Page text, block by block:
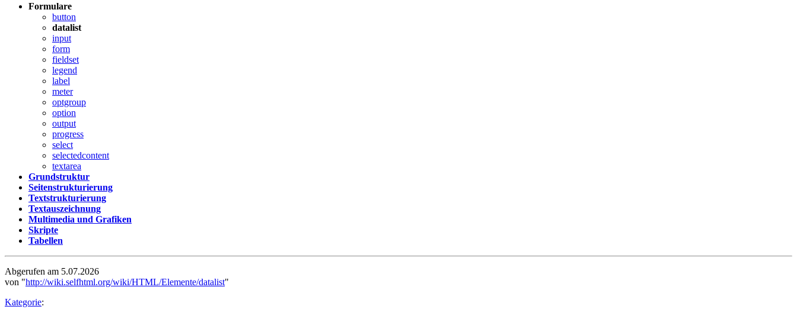
Formulare
button
datalist
input
form
fieldset
legend
label
meter
optgroup
option
output
progress
select
selectedcontent
textarea
Grundstruktur
Seitenstrukturierung
Textstrukturierung
Textauszeichnung
Multimedia und Grafiken
Skripte
Tabellen
Abgerufen am 5.07.2026
von "http://wiki.selfhtml.org/wiki/HTML/Elemente/datalist"
Kategorie: